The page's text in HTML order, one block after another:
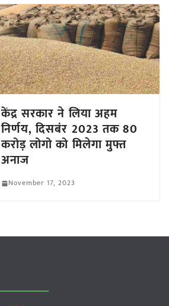
केंद्र सरकार ने लिया अहम
निर्णय, दिसबंर 2023 तक 80
करोड़ लोगो को मिलेगा मुफ्त
अनाज
November 17, 2023